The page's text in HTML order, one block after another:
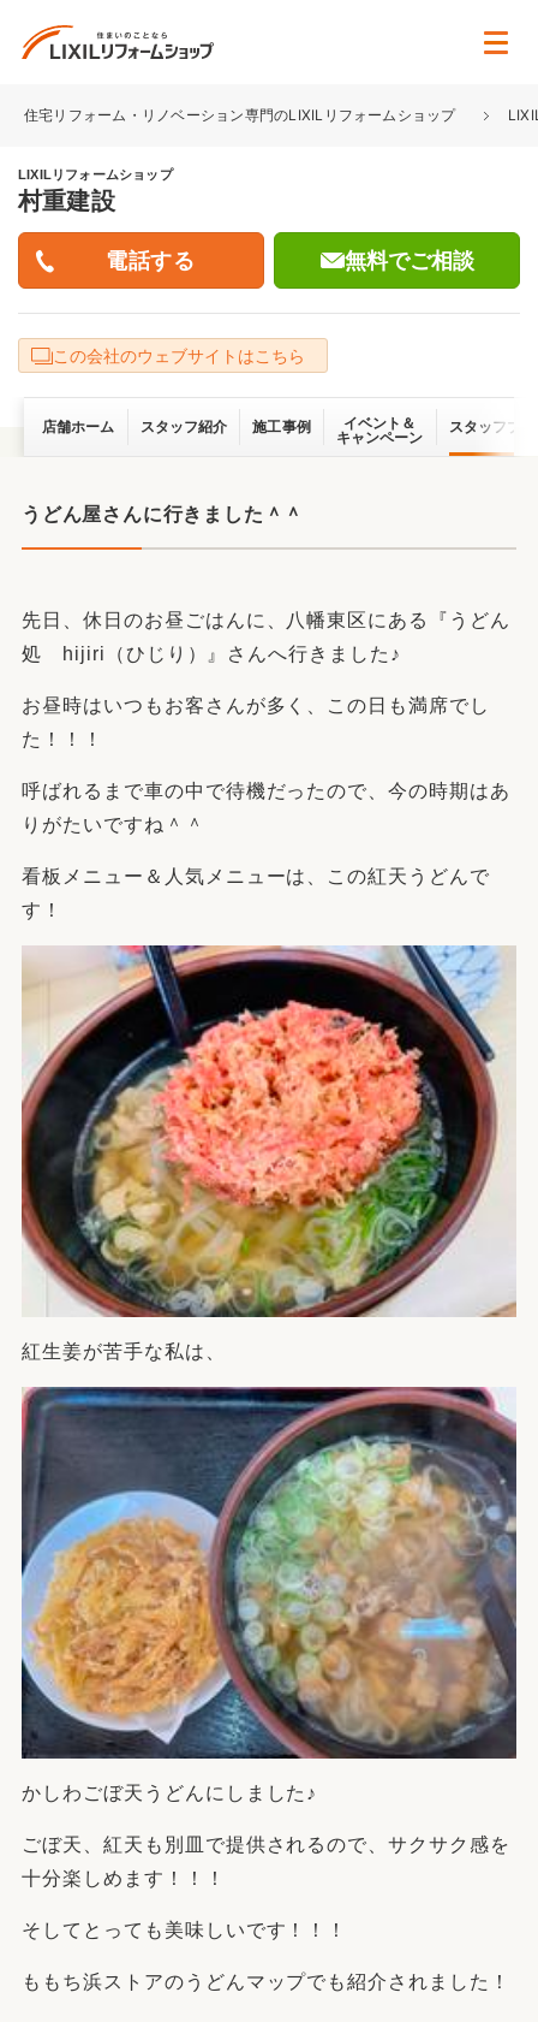
住宅リフォーム・リノベーション専門のLIXILリフォームショップ
LIXILリフォームショップ
村重建設
無料でご相談
この会社のウェブサイトはこちら
店舗ホーム スタッフ紹介 施工事例
イベント＆
キャンペーン
スタッフブ
うどん屋さんに行きました＾＾
先日、休日のお昼ごはんに、八幡東区にある『うどん
処 hijiri（ひじり）』さんへ行きました♪
お昼時はいつもお客さんが多く、この日も満席でし
た！！！
呼ばれるまで車の中で待機だったので、今の時期はあ
りがたいですね＾＾
看板メニュー＆人気メニューは、この紅天うどんで
す！
紅生姜が苦手な私は、
かしわごぼ天うどんにしました♪
ごぼ天、紅天も別皿で提供されるので、サクサク感を
十分楽しめます！！！
そしてとっても美味しいです！！！
ももち浜ストアのうどんマップでも紹介されました！